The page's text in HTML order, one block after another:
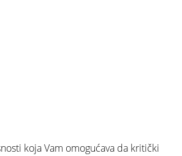
koja Vam omogućava da kritički